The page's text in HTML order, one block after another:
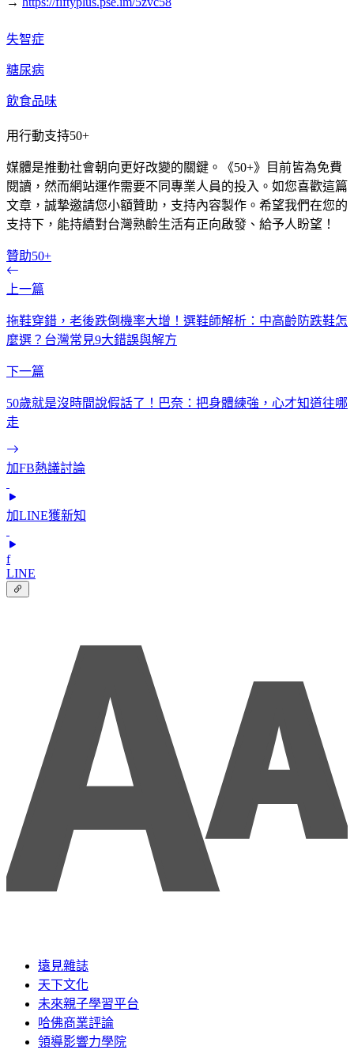
失智症
糖尿病
飲食品味
用行動支持50+
媒體是推動社會朝向更好改變的關鍵。《50+》目前皆為免費
閱讀，然而網站運作需要不同專業人員的投入。如您喜歡這篇
文章，誠摯邀請您小額贊助，支持內容製作。希望我們在您的
支持下，能持續對台灣熟齡生活有正向啟發、給予人盼望！
贊助50+
上一篇
拖鞋穿錯，老後跌倒機率大增！選鞋師解析：中高齡防跌鞋怎
麼選？台灣常見9大錯誤與解方
下一篇
50歲就是沒時間說假話了！巴奈：把身體練強，心才知道往哪
走
加FB熱議討論
加LINE獲新知
f
LINE
遠見雜誌
天下文化
未來親子學習平台
哈佛商業評論
領導影響力學院